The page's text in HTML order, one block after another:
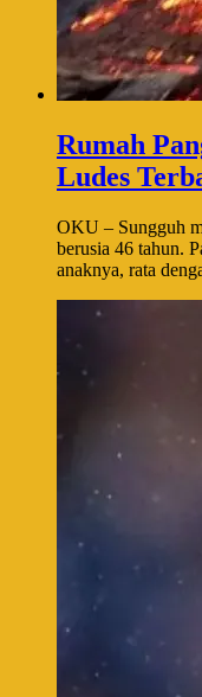
Rumah
Ludes
OKU – Sungguh
berusia 46 tahun.
anaknya, rata